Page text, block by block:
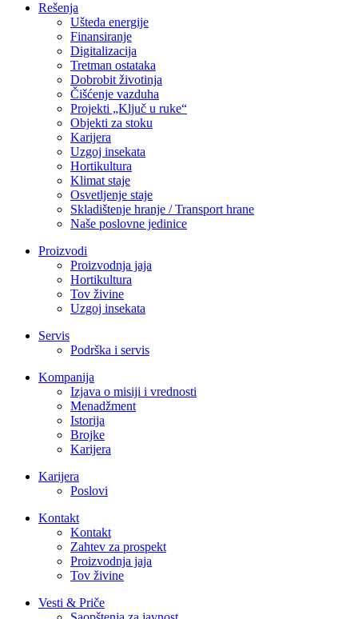
Rešenja
Ušteda energije
Finansiranje
Digitalizacija
Tretman ostataka
Dobrobit životinja
Čišćenje vazduha
Projekti „Ključ u ruke“
Objekti za stoku
Karijera
Uzgoj insekata
Hortikultura
Klimat staje
Osvetljenje staje
Skladištenje hranje / Transport hrane
Naše poslovne jedinice
Proizvodi
Proizvodnja jaja
Hortikultura
Tov živine
Uzgoj insekata
Servis
Podrška i servis
Kompanija
Izjava o misiji i vrednosti
Menadžment
Istorija
Brojke
Karijera
Karijera
Poslovi
Kontakt
Kontakt
Zahtev za prospekt
Proizvodnja jaja
Tov živine
Vesti & Priče